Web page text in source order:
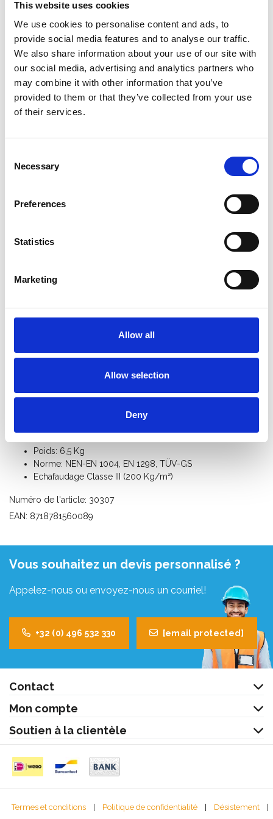
This website uses cookies
We use cookies to personalise content and ads, to
provide social media features and to analyse our traffic.
We also share information about your use of our site with
our social media, advertising and analytics partners who
may combine it with other information that you’ve
provided to them or that they’ve collected from your use
of their services.
Selection
Necessary
Preferences
Statistics
Marketing
Allow all
Allow selection
Deny
€123,00
€148,83
TTC
Livraison gratuite en 1-3 jours ouvrables, ou ramasser à
Maaseik (contactez le service clientèle)
Produits similaires
Cadre d'échafaudage avec 4 échelons 1,35 x 1,10 m
Universellement interchangeable avec d'autres marques.
Spécifications:
Poids: 6,5 Kg
Norme: NEN-EN 1004, EN 1298, TÜV-GS
Echafaudage Classe III (200 Kg/m²)
Numéro de l'article: 30307
EAN: 8718781560089
Vous souhaitez un devis personnalisé ?
Appelez-nous ou envoyez-nous un courriel!
+32 (0) 496 532 330 [email protected]
Contact
Mon compte
Soutien à la clientèle
Termes et conditions | Politique de confidentialité | Désistement
|